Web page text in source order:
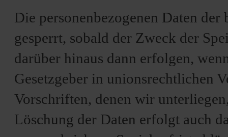
Die personenbezogenen Daten
gesperrt, sobald der Zweck der
darüber hinaus dann erfolgen,
Gesetzgeber in unionsrechtlichen
Vorschriften, denen wir
Löschung der Daten erfolgt auch